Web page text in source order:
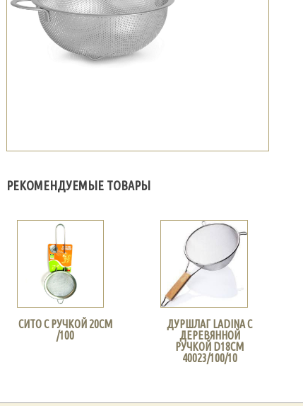
РЕКОМЕНДУЕМЫЕ ТОВАРЫ
СИТО С РУЧКОЙ 20СМ
/100
ДУРШЛАГ LADINA С
ДЕРЕВЯННОЙ
РУЧКОЙ D18СМ
40023/100/10